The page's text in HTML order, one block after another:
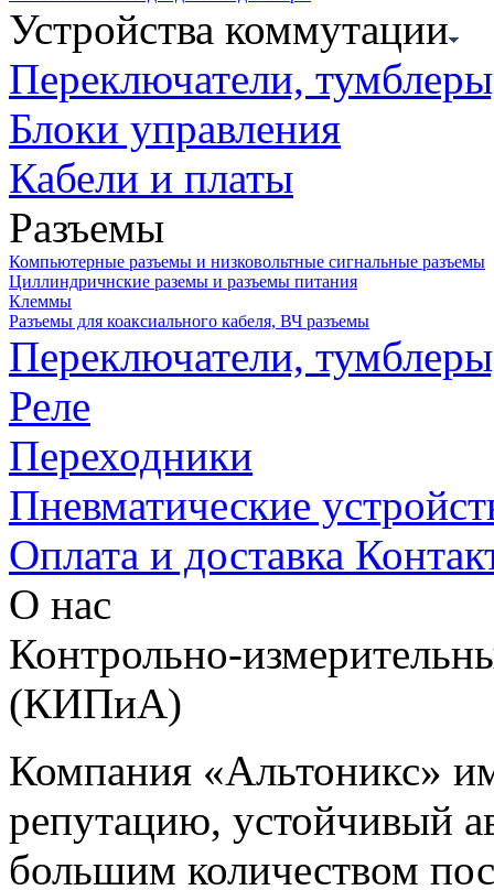
Устройства коммутации
Переключатели,
Блоки управления
Кабели и платы
Разъемы
Компьютерные разъемы и низковольтные сигнальные разъемы
Циллиндричнские раземы и разъемы питания
Клеммы
Разъемы для коаксиального кабеля, ВЧ разъемы
Переключатели,
Реле
Переходники
Пневматические
Оплата и доставка
О нас
Контрольно-
(КИПиА)
Компания «Альтоникс»
репутацию, устойчивый
большим количеством